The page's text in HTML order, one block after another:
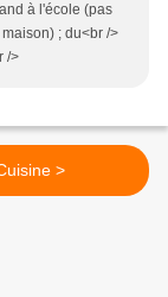
à l'école (pas
; du<br />
/>
Cuisine >